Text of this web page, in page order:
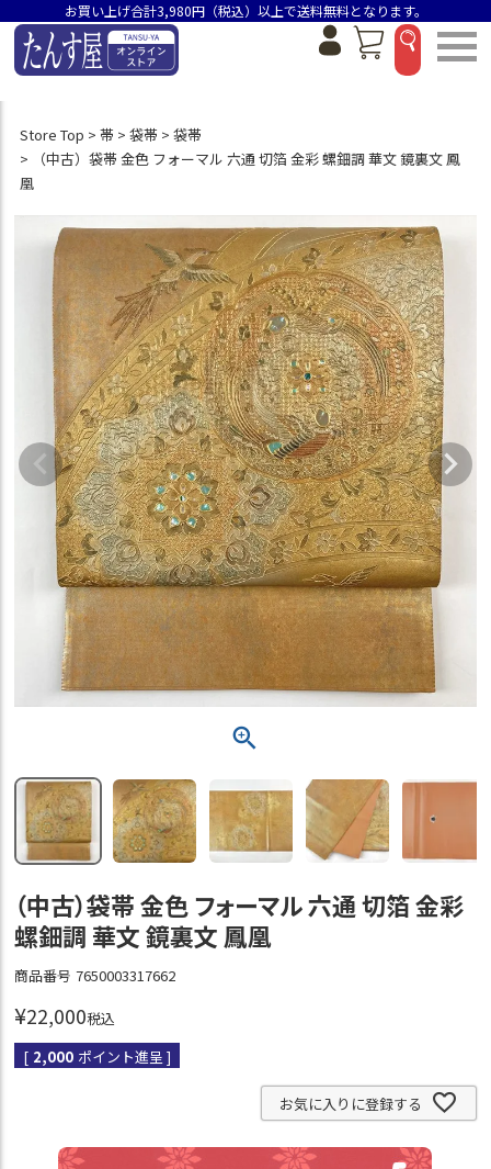
お買い上げ合計3,980円（税込）以上で送料無料となります。
Store Top 帯 袋帯
袋帯
（中古）袋帯 金色 フォーマル 六通 切箔 金彩 螺鈿調 華文 鏡裏文 鳳
凰
（中古）袋帯 金色 フォーマル 六通 切箔 金彩
螺鈿調 華文 鏡裏文 鳳凰
商品番号 7650003317662
¥22,000税込
[ 2,000 ポイント進呈 ]
お気に入りに登録する